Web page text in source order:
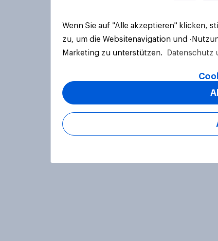
Wenn Sie auf "Alle akzeptieren" klicken,
zu, um die Websitenavigation und -
Marketing zu unterstützen.
Datenschutz